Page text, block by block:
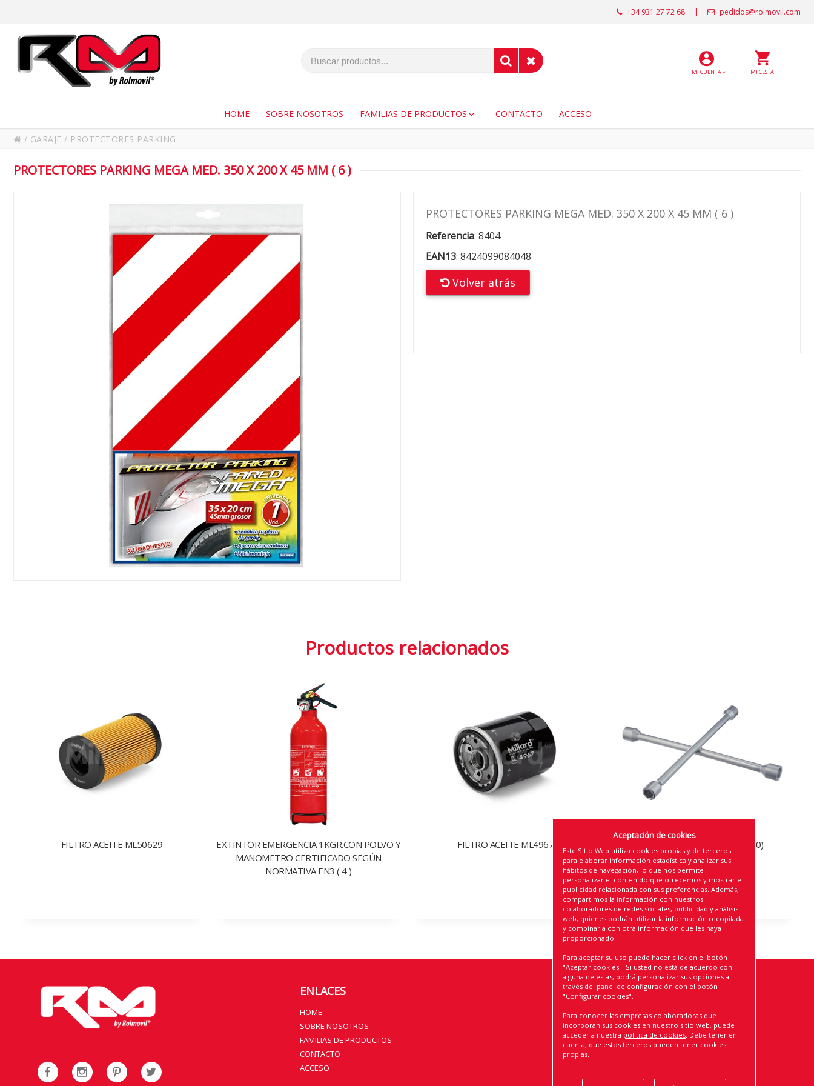
pedidos@rolmovil.com
|
+34 931 27 72 68
MI CUENTA MI CESTA
HOME SOBRE NOSOTROS FAMILIAS DE PRODUCTOS CONTACTO ACCESO
/ GARAJE / PROTECTORES PARKING
PROTECTORES PARKING MEGA MED. 350 X 200 X 45 MM ( 6 )
PROTECTORES PARKING MEGA MED. 350 X 200 X 45 MM ( 6 )
Referencia: 8404
EAN13: 8424099084048
Volver atrás
Productos relacionados
FILTRO ACEITE ML50629
EXTINTOR EMERGENCIA 1KGR.CON POLVO Y
MANOMETRO CERTIFICADO SEGÚN
NORMATIVA EN3 ( 4 )
FILTRO ACEITE ML4967 LLAVE DE CRUZ RM TOOL (10)
ENLACES
HOME
SOBRE NOSOTROS
FAMILIAS DE PRODUCTOS
CONTACTO
ACCESO
ROLMOVIL, S.L.
AVISO LEGAL
POLÍTICA DE PRIVACIDAD
POLÍTICA DE COOKIES
CONDICIONES DE USO Y VENTA
CERTIFICADO DE CALIDAD
Aceptación de cookies
Este Sitio Web utiliza cookies propias y de terceros
para elaborar información estadística y analizar sus
hábitos de navegación, lo que nos permite
personalizar el contenido que ofrecemos y mostrarle
publicidad relacionada con sus preferencias. Además,
compartimos la información con nuestros
colaboradores de redes sociales, publicidad y análisis
web, quienes podrán utilizar la información recopilada
y combinarla con otra información que les haya
proporcionado.
Para aceptar su uso puede hacer click en el botón
"Aceptar cookies". Si usted no está de acuerdo con
alguna de estas, podrá personalizar sus opciones a
través del panel de configuración con el botón
"Configurar cookies".
Para conocer las empresas colaboradoras que
incorporan sus cookies en nuestro sitio web, puede
acceder a nuestra política de cookies. Debe tener en
cuenta, que estos terceros pueden tener cookies
propias.